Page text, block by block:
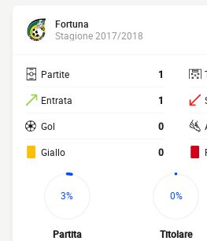
Fortuna
Stagione 2017/2018
Partite 1
Entrata 1
Gol 0
Giallo 0
3%
Partita
0%
Titolare